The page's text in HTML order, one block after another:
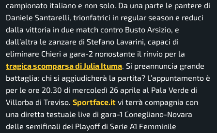
campionato italiano e non solo. Da una parte le pantere di
Daniele Santarelli, trionfatrici in regular season e reduci
dalla vittoria in due match contro Busto Arsizio, e
dall’altra le zanzare di Stefano Lavarini, capaci di
eliminare Chieri a gara-2 nonostante il rinvio per la
tragica scomparsa di Julia Ituma. Si preannuncia grande
battaglia: chi si aggiudicherà la partita? L’appuntamento è
per le ore 20.30 di mercoledì 26 aprile al Pala Verde di
Villorba di Treviso. Sportface.it vi terrà compagnia con
una diretta testuale live di gara-1 Conegliano-Novara
delle semifinali dei Playoff di Serie A1 Femminile